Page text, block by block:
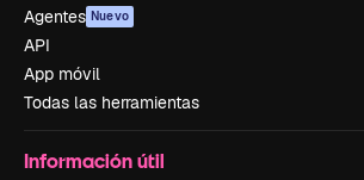
Agentes Nuevo
API
App móvil
Todas las herramientas
Información útil